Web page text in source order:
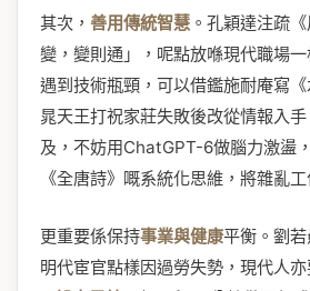
其次， 善用傳統智慧 。孔穎達注疏
變，變則通」，呢點放喺現代職場
遇到技術瓶頸，可以借鑑施耐庵寫
晁天王打祝家莊失敗後改從情報入
及，不妨用ChatGPT-6做腦力激盪
《全唐詩》嘅系統化思維，將雜亂
更重要係保持事業與健康平衡。劉
明代宦官點樣因過勞失勢，現代人亦